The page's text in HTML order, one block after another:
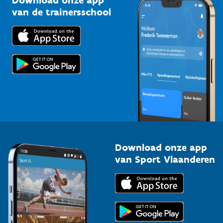
Bedrijven
Trainers en begeleiders
Topsporters
Downloads
Voor de pers
van de trainersschool
Download onze app
van Sport Vlaanderen